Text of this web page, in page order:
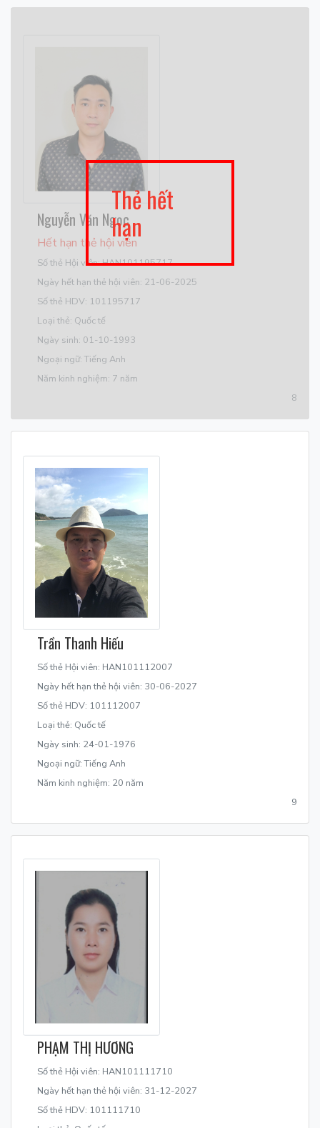
Nguyễn Văn Ngọc
Hết hạn thẻ hội viên
Số thẻ Hội viên: HAN101195717
Ngày hết hạn thẻ hội viên: 21-06-2025
Số thẻ HDV: 101195717
Loại thẻ: Quốc tế
Ngày sinh: 01-10-1993
Ngoại ngữ: Tiếng Anh
Năm kinh nghiệm: 7 năm
8
Thẻ hết
hạn
Trần Thanh Hiếu
Số thẻ Hội viên: HAN101112007
Ngày hết hạn thẻ hội viên: 30-06-2027
Số thẻ HDV: 101112007
Loại thẻ: Quốc tế
Ngày sinh: 24-01-1976
Ngoại ngữ: Tiếng Anh
Năm kinh nghiệm: 20 năm
9
PHẠM THỊ HƯƠNG
Số thẻ Hội viên: HAN101111710
Ngày hết hạn thẻ hội viên: 31-12-2027
Số thẻ HDV: 101111710